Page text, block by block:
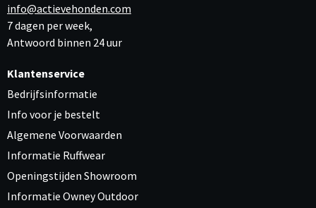
info@actievehonden.com
7 dagen per week,
Antwoord binnen 24 uur
Klantenservice
Bedrijfsinformatie
Info voor je bestelt
Algemene Voorwaarden
Informatie Ruffwear
Openingstijden Showroom
Informatie Owney Outdoor